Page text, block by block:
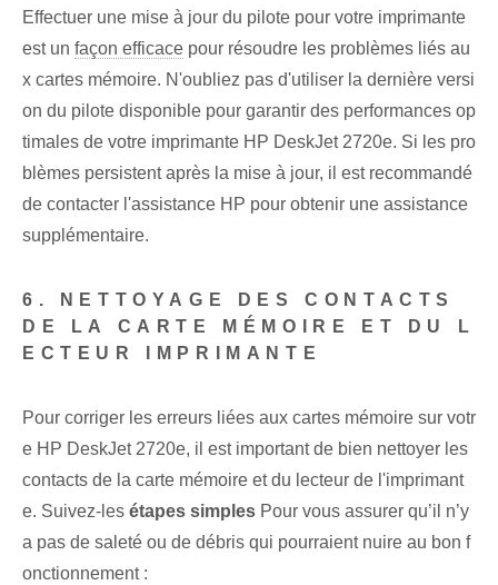
Effectuer une mise à jour du pilote pour votre imprimante
est un façon efficace pour résoudre les problèmes liés au
x cartes mémoire. N'oubliez pas d'utiliser la dernière versi
on du pilote disponible pour garantir des performances op
timales de votre imprimante HP DeskJet 2720e. Si les pro
blèmes persistent après la mise à jour, il est recommandé
de contacter l'assistance HP pour obtenir une assistance
supplémentaire.
6. NETTOYAGE DES CONTACTS
DE LA CARTE MÉMOIRE ET DU L
ECTEUR IMPRIMANTE
Pour corriger les erreurs liées aux cartes mémoire sur votr
e HP DeskJet 2720e, il est important de bien nettoyer les
contacts de la carte mémoire et du lecteur de l'imprimant
e. ⁤Suivez-les étapes simples Pour vous assurer qu’il n’y
a pas de saleté ou de débris qui pourraient nuire au bon f
onctionnement :